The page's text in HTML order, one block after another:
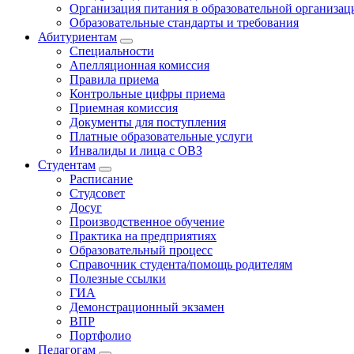
Организация питания в образовательной
Образовательные стандарты и требования
Абитуриентам
Специальности
Апелляционная комиссия
Правила приема
Контрольные цифры приема
Приемная комиссия
Документы для поступления
Платные образовательные услуги
Инвалиды и лица с ОВЗ
Студентам
Расписание
Студсовет
Досуг
Производственное обучение
Практика на предприятиях
Образовательный процесс
Справочник студента/помощь родителям
Полезные ссылки
ГИА
Демонстрационный экзамен
ВПР
Портфолио
Педагогам